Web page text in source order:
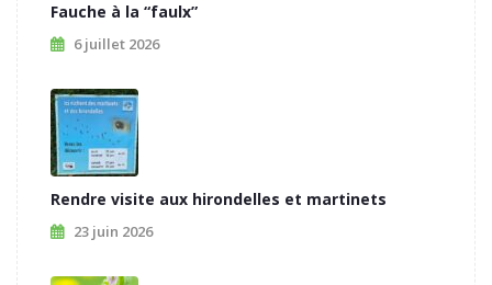
Fauche à la “faulx”
6 juillet 2026
Rendre visite aux hirondelles et martinets
23 juin 2026